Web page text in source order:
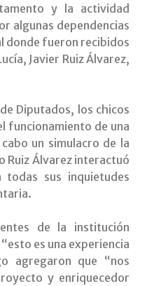
y la actividad
algunas dependencias
donde fueron recibidos
Javier Ruiz Álvarez,
Diputados, los chicos
funcionamiento de una
un simulacro de la
Ruiz Álvarez interactuó
todas sus inquietudes
de la institución
es una experiencia
agregaron que “nos
y enriquecedor